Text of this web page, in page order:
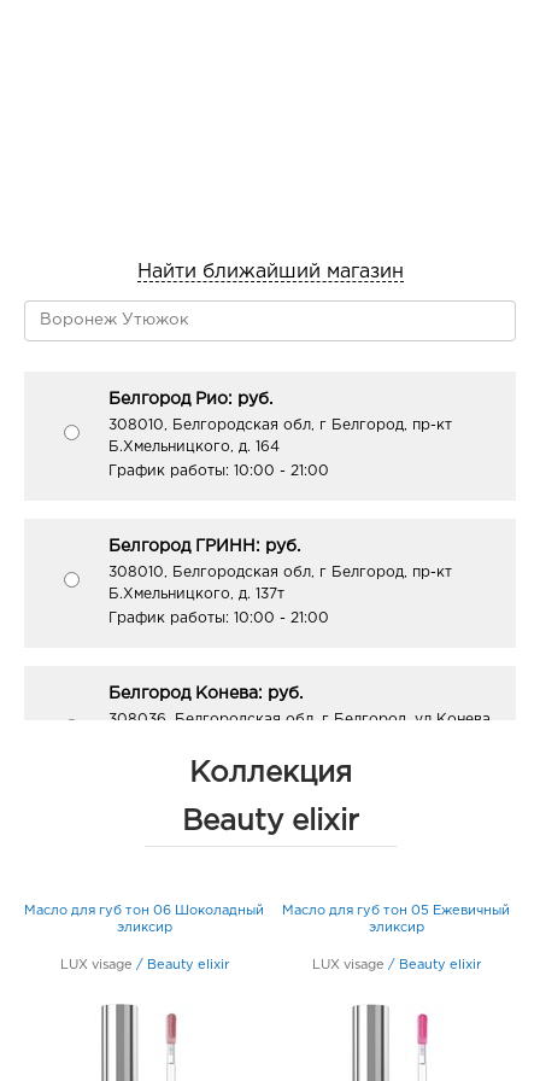
Найти ближайший магазин
Белгород Рио: руб.
308010, Белгородская обл, г Белгород, пр-кт
Б.Хмельницкого, д. 164
График работы: 10:00 - 21:00
Белгород ГРИНН: руб.
308010, Белгородская обл, г Белгород, пр-кт
Б.Хмельницкого, д. 137т
График работы: 10:00 - 21:00
Белгород Конева: руб.
308036, Белгородская обл, г Белгород, ул Конева,
График работы:9:00 - 18:00
График работы:9:00 - 20:00
308009, Белгородская обл, г Белгород, пр-кт
Белгородский, д. 93
График работы:
Коллекция
Beauty elixir
Масло для губ тон 06 Шоколадный
эликсир
LUX visage / Beauty elixir
Масло для губ тон 05 Ежевичный
эликсир
LUX visage / Beauty elixir